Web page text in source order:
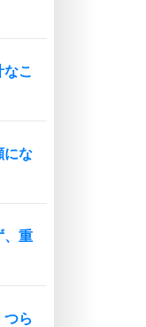
こ
にな
、重
つら